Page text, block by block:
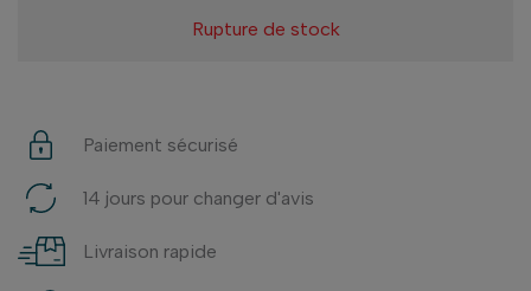
Rupture de stock
Paiement sécurisé
14 jours pour changer d'avis
Livraison rapide